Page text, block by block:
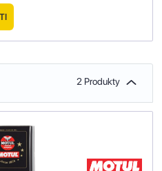
2 Produkty